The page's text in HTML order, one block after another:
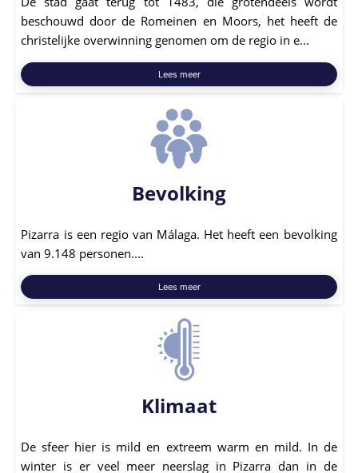
beschouwd door de Romeinen en Moors, het heeft de
christelijke overwinning genomen om de regio in e...
Lees meer
Bevolking
Pizarra is een regio van Málaga. Het heeft een bevolking
van 9.148 personen....
Lees meer
Klimaat
De sfeer hier is mild en extreem warm en mild. In de
winter is er veel meer neerslag in Pizarra dan in de